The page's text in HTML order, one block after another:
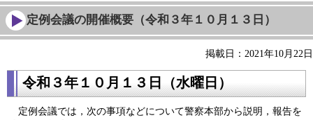
定例会議の開催概要（令和３年１０月１３日）
掲載日：2021年10月22日
令和３年１０月１３ 日（水曜日）
定例会議では，次の事項などについて警察本部から説明，報告を